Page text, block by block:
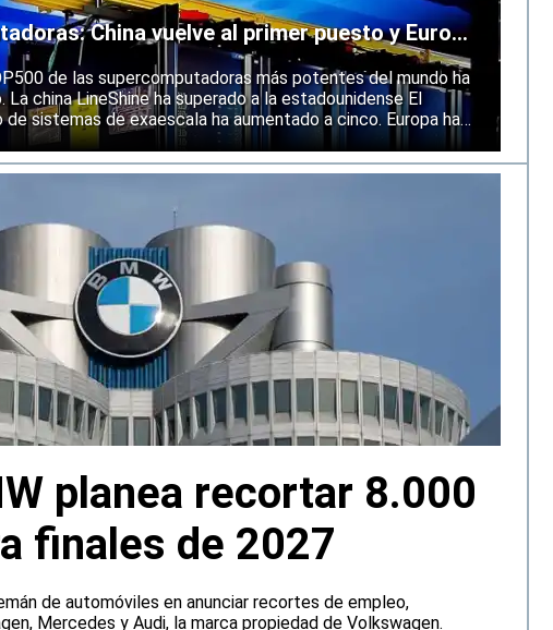
China vuelve al primer puesto y Europa
de las supercomputadoras más potentes del mundo ha
china LineShine ha superado a la estadounidense El
sistemas de exaescala ha aumentado a cinco. Europa ha
regiones mundiales en computación de alto
planea recortar 8.000
finales de 2027
de automóviles en anunciar recortes de empleo,
Mercedes y Audi, la marca propiedad de Volkswagen.